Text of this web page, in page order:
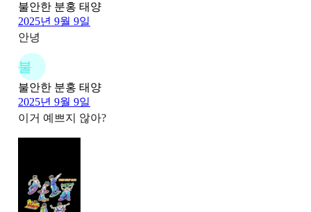
불안한 분홍 태양
2025년 9월 9일
안녕
불
불안한 분홍 태양
2025년 9월 9일
이거 예쁘지 않아?